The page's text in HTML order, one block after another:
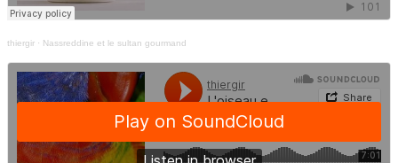
thiergir · Nassreddine et le sultan gourmand